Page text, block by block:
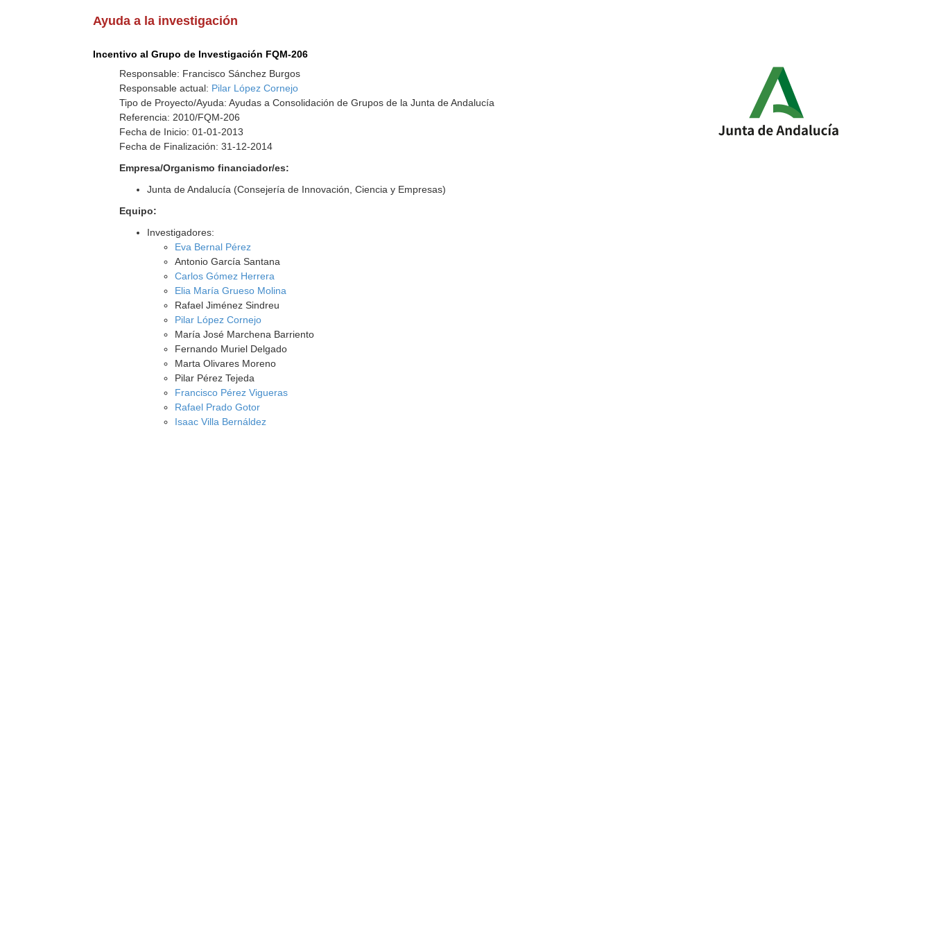
Ayuda a la investigación
Incentivo al Grupo de Investigación FQM-206
Responsable: Francisco Sánchez Burgos
Responsable actual: Pilar López Cornejo
Tipo de Proyecto/Ayuda: Ayudas a Consolidación de Grupos de la Junta de Andalucía
Referencia: 2010/FQM-206
Fecha de Inicio: 01-01-2013
Fecha de Finalización: 31-12-2014
Empresa/Organismo financiador/es:
Junta de Andalucía (Consejería de Innovación, Ciencia y Empresas)
Equipo:
Investigadores:
Eva Bernal Pérez
Antonio García Santana
Carlos Gómez Herrera
Elia María Grueso Molina
Rafael Jiménez Sindreu
Pilar López Cornejo
María José Marchena Barriento
Fernando Muriel Delgado
Marta Olivares Moreno
Pilar Pérez Tejeda
Francisco Pérez Vigueras
Rafael Prado Gotor
Isaac Villa Bernáldez